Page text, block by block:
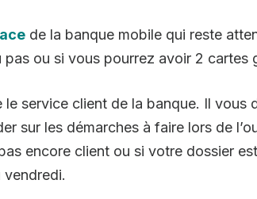
de la banque mobile qui reste
pas ou si vous pourrez avoir 2
service client de la banque. Il
sur les démarches à faire lors de
encore client ou si votre dossier
vendredi.